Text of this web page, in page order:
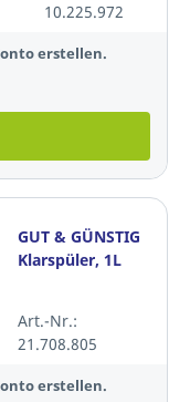
10.225.972
erstellen.
GUT & GÜNSTIG
Klarspüler, 1L
Art.-Nr.:
21.708.805
erstellen.